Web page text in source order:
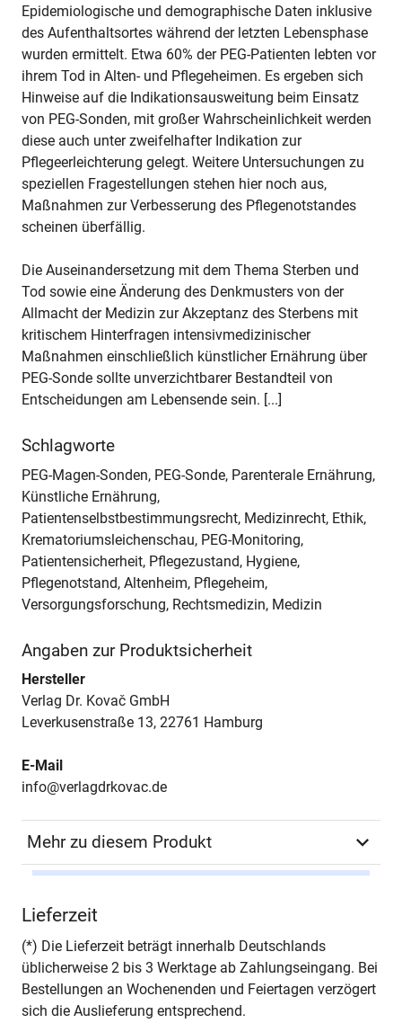
Epidemiologische und demographische Daten inklusive
des Aufenthaltsortes während der letzten Lebensphase
wurden ermittelt. Etwa 60% der PEG-Patienten lebten vor
ihrem Tod in Alten- und Pflegeheimen. Es ergeben sich
Hinweise auf die Indikationsausweitung beim Einsatz
von PEG-Sonden, mit großer Wahrscheinlichkeit werden
diese auch unter zweifelhafter Indikation zur
Pflegeerleichterung gelegt. Weitere Untersuchungen zu
speziellen Fragestellungen stehen hier noch aus,
Maßnahmen zur Verbesserung des Pflegenotstandes
scheinen überfällig.
Die Auseinandersetzung mit dem Thema Sterben und
Tod sowie eine Änderung des Denkmusters von der
Allmacht der Medizin zur Akzeptanz des Sterbens mit
kritischem Hinterfragen intensivmedizinischer
Maßnahmen einschließlich künstlicher Ernährung über
PEG-Sonde sollte unverzichtbarer Bestandteil von
Entscheidungen am Lebensende sein. [...]
Schlagworte
PEG-Magen-Sonden, PEG-Sonde, Parenterale Ernährung,
Künstliche Ernährung,
Patientenselbstbestimmungsrecht, Medizinrecht, Ethik,
Krematoriumsleichenschau, PEG-Monitoring,
Patientensicherheit, Pflegezustand, Hygiene,
Pflegenotstand, Altenheim, Pflegeheim,
Versorgungsforschung, Rechtsmedizin, Medizin
Angaben zur Produktsicherheit
Hersteller
Verlag Dr. Kovač GmbH
Leverkusenstraße 13, 22761 Hamburg
E-Mail
info@verlagdrkovac.de
Mehr zu diesem Produkt
Seiten 110
Jahr Hamburg 2008
Lieferzeit
(*) Die Lieferzeit beträgt innerhalb Deutschlands
üblicherweise 2 bis 3 Werktage ab Zahlungseingang. Bei
Bestellungen an Wochenenden und Feiertagen verzögert
sich die Auslieferung entsprechend.